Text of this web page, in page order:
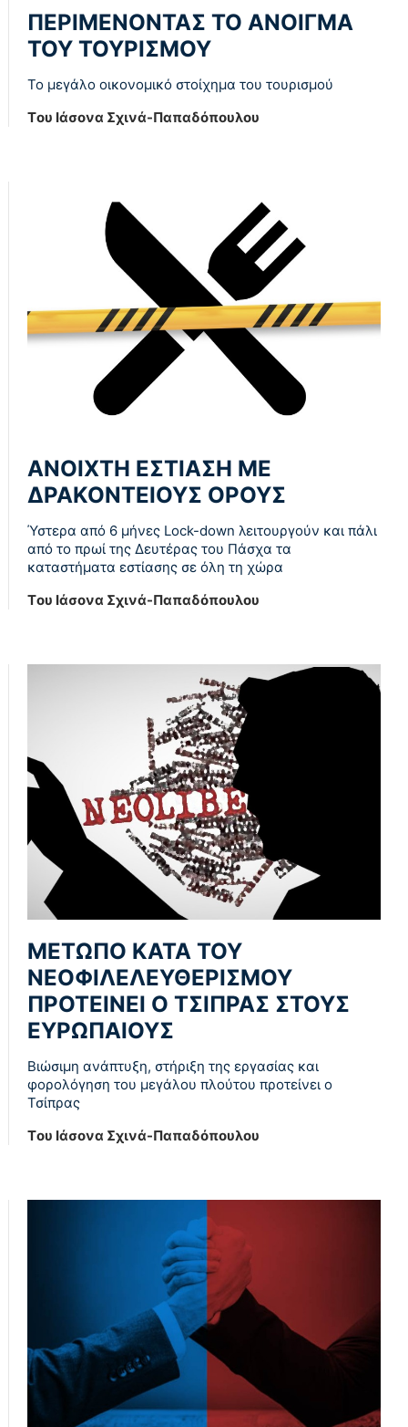
ΠΕΡΙΜΕΝΟΝΤΑΣ ΤΟ ΑΝΟΙΓΜΑ
ΤΟΥ ΤΟΥΡΙΣΜΟΥ
Το μεγάλο οικονομικό στοίχημα του τουρισμού
Tου Ιάσονα Σχινά-Παπαδόπουλου
ΑΝΟΙΧΤΗ ΕΣΤΙΑΣΗ ΜΕ
ΔΡΑΚΟΝΤΕΙΟΥΣ ΟΡΟΥΣ
Ύστερα από 6 μήνες Lock-down λειτουργούν και πάλι
από το πρωί της Δευτέρας του Πάσχα τα
καταστήματα εστίασης σε όλη τη χώρα
Tου Ιάσονα Σχινά-Παπαδόπουλου
ΜΕΤΩΠΟ ΚΑΤΑ ΤΟΥ
ΝΕΟΦΙΛΕΛΕΥΘΕΡΙΣΜΟΥ
ΠΡΟΤΕΙΝΕΙ Ο ΤΣΙΠΡΑΣ ΣΤΟΥΣ
ΕΥΡΩΠΑΙΟΥΣ
Βιώσιμη ανάπτυξη, στήριξη της εργασίας και
φορολόγηση του μεγάλου πλούτου προτείνει ο
Τσίπρας
Tου Ιάσονα Σχινά-Παπαδόπουλου